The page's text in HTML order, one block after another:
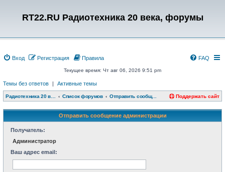
RT22.RU Радиотехника 20 века, форумы
Вход Регистрация FAQ
Правила
Текущее время: Чт авг 06, 2026 9:51 pm
Темы без ответов | Активные темы
Радиотехника 20 века, форумы Список форумов Отправить сообщение администрации Поддержать сайт
Отправить сообщение администрации
Получатель:
Администратор
Ваш адрес email: